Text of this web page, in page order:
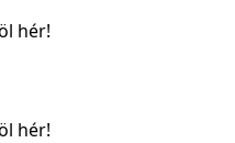
hér!
hér!